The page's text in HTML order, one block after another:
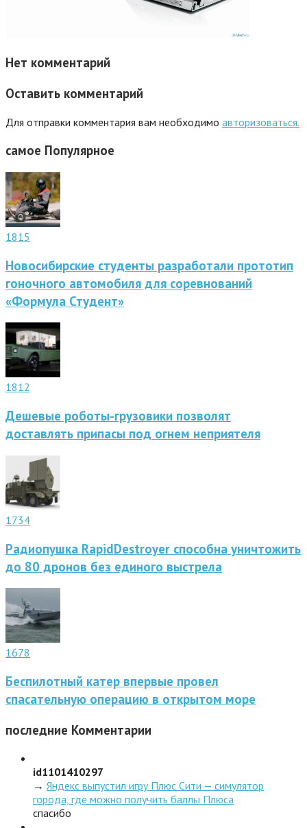
Нет комментарий
Оставить комментарий
Для отправки комментария вам необходимо авторизоваться.
самое Популярное
1815
Новосибирские студенты разработали прототип
гоночного автомобиля для соревнований
«Формула Студент»
1812
Дешевые роботы-грузовики позволят
доставлять припасы под огнем неприятеля
1734
Радиопушка RapidDestroyer способна уничтожить
до 80 дронов без единого выстрела
1678
Беспилотный катер впервые провел
спасательную операцию в открытом море
последние Комментарии
id1101410297
→ Яндекс выпустил игру Плюс Сити — симулятор
города, где можно получить баллы Плюса
спасибо